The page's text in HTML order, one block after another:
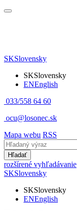
SKSlovensky
SKSlovensky
ENEnglish
033/558 64 60
ocu@losonec.sk
Mapa webu RSS
Hľadať
rozšírené vyhľadávanie
SKSlovensky
SKSlovensky
ENEnglish